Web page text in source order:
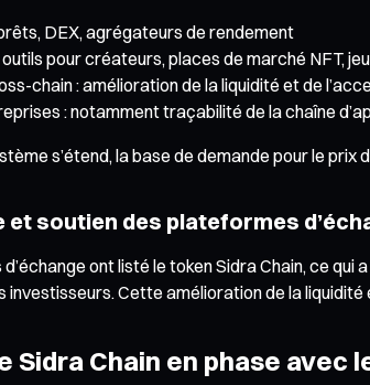
DEX, agrégateurs de rendement
pour créateurs, places de marché NFT,
chain : amélioration de la liquidité et de
: notamment traçabilité de la chaîne
s’étend, la base de demande pour le
et soutien des plateformes
ont listé le token Sidra Chain, ce
investisseurs. Cette amélioration de la
Sidra Chain en phase